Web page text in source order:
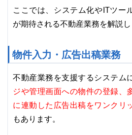
ここでは、システム化やITツー
が期待される不動産業務を解説し
物件入力・広告出稿業務
不動産業務を支援するシステム
ジや管理画面への物件の登録、
に連動した広告出稿をワンクリ
もあります。